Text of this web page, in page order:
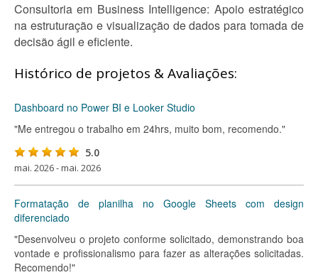
Consultoria em Business Intelligence: Apoio estratégico
na estruturação e visualização de dados para tomada de
decisão ágil e eficiente.
Histórico de projetos & Avaliações:
Dashboard no Power BI e Looker Studio
"Me entregou o trabalho em 24hrs, muito bom, recomendo."
5.0
mai. 2026 - mai. 2026
Formatação de planilha no Google Sheets com design
diferenciado
"Desenvolveu o projeto conforme solicitado, demonstrando boa
vontade e profissionalismo para fazer as alterações solicitadas.
Recomendo!"